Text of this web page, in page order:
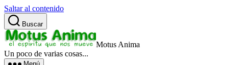
Saltar al contenido
Buscar
Motus Anima
Un poco de varias cosas...